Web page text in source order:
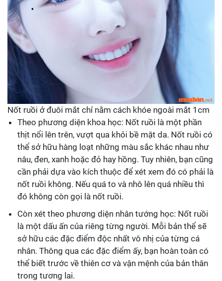
Nốt ruồi ở đuôi mắt chỉ nằm cách khóe ngoài mắt 1cm
Theo phương diện khoa học: Nốt ruồi là một phần
thịt nổi lên trên, vượt qua khỏi bề mặt da. Nốt ruồi có
thể sở hữu hàng loạt những màu sắc khác nhau như
nâu, đen, xanh hoặc đỏ hay hồng. Tuy nhiên, bạn cũng
cần phải dựa vào kích thuộc để xét xem đó có phải là
nốt ruồi không. Nếu quá to và nhô lên quá nhiều thì
đó không còn gọi là nốt ruồi.
Còn xét theo phương diện nhân tướng học: Nốt ruồi
là một dấu ấn của riêng từng người. Mỗi bản thể sẽ
sở hữu các đặc điểm độc nhất vô nhị của từng cá
nhân. Thông qua các đặc điểm ấy, bạn hoàn toàn có
thể biết trước về thiên cơ và vận mệnh của bản thân
trong tương lai.